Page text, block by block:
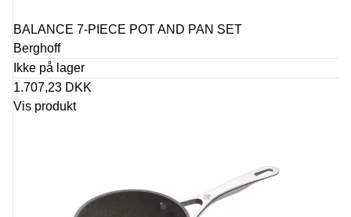
BALANCE 7-PIECE POT AND PAN SET
Berghoff
Ikke på lager
1.707,23 DKK
Vis produkt